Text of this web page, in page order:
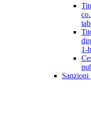
1-
Sanzioni